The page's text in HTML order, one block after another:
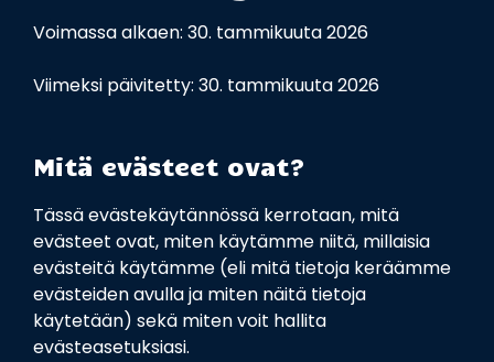
Voimassa alkaen: 30. tammikuuta 2026
Viimeksi päivitetty: 30. tammikuuta 2026
Mitä evästeet ovat?
Tässä evästekäytännössä kerrotaan, mitä
evästeet ovat, miten käytämme niitä, millaisia
evästeitä käytämme (eli mitä tietoja keräämme
evästeiden avulla ja miten näitä tietoja
käytetään) sekä miten voit hallita
evästeasetuksiasi.